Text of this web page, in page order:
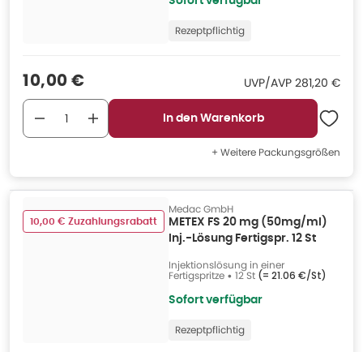
Rezeptpflichtig
Verkaufspreis
10,00 € UVP/AVP UVP/AVP
281,20 €
In den Warenkorb
+ Weitere Packungsgrößen
10,00 € Zuzahlungsrabatt
Medac GmbH
METEX FS 20 mg (50mg/ml)
Inj.-Lösung Fertigspr. 12 St
Injektionslösung in einer
Fertigspritze • 12 St (= 21.06 €/St)
Sofort verfügbar
Rezeptpflichtig